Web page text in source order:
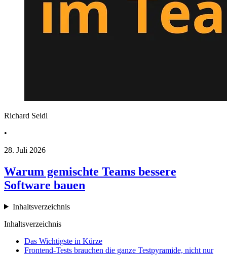
Richard Seidl
•
28. Juli 2026
Warum gemischte Teams bessere
Software bauen
Inhaltsverzeichnis
Inhaltsverzeichnis
Das Wichtigste in Kürze
Frontend-Tests brauchen die ganze Testpyramide, nicht nur